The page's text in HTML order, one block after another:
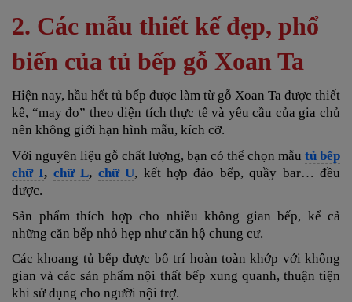
2. Các mẫu thiết kế đẹp, phổ
biến của tủ bếp gỗ Xoan Ta
Hiện nay, hầu hết tủ bếp được làm từ gỗ Xoan Ta được thiết
kế, “may đo” theo diện tích thực tế và yêu cầu của gia chủ
nên không giới hạn hình mẫu, kích cỡ.
Với nguyên liệu gỗ chất lượng, bạn có thể chọn mẫu tủ bếp
chữ I, chữ L, chữ U, kết hợp đảo bếp, quầy bar… đều
được.
Sản phẩm thích hợp cho nhiều không gian bếp, kể cả
những căn bếp nhỏ hẹp như căn hộ chung cư.
Các khoang tủ bếp được bố trí hoàn toàn khớp với không
gian và các sản phẩm nội thất bếp xung quanh, thuận tiện
khi sử dụng cho người nội trợ.